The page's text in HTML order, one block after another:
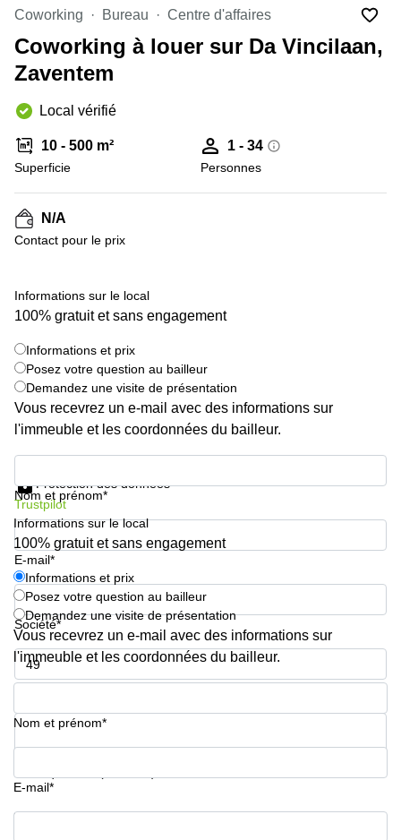
la
Wavre
Centre
Anvers
Centre
Gand
Centre
d'affaires
Ville de
Bruxelles
Coworking
Ixelles
Namur
Coworking
Salle de
conférence
Bruxelles
Coworking Bureau Centre d'affaires
Coworking à louer sur Da Vincilaan,
Zaventem
Local vérifié
10 - 500 m²
Superficie
1 - 34
Personnes
N/A
Contact pour le prix
Informations sur le local
100% gratuit et sans engagement
Informations et prix
Posez votre question au bailleur
Demandez une visite de présentation
Vous recevrez un e-mail avec des informations sur
l'immeuble et les coordonnées du bailleur.
Nom et prénom*
E-mail*
Société*
Numéro de téléphone*
Protection des données
Trustpilot
Informations sur le local
100% gratuit et sans engagement
Informations et prix
Posez votre question au bailleur
Demandez une visite de présentation
Vous recevrez un e-mail avec des informations sur
l'immeuble et les coordonnées du bailleur.
Nom et prénom*
E-mail*
Informations et prix